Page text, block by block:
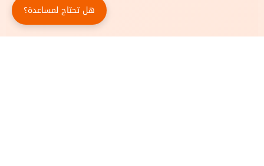
هل تحتاج لمساعدة؟